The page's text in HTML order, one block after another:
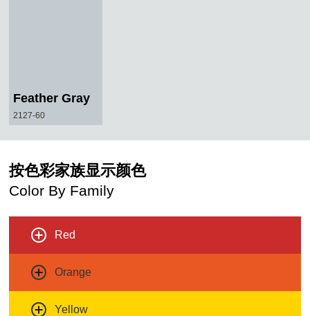
Feather Gray
2127-60
按色彩家族显示颜色
Color By Family
Red
Orange
Yellow